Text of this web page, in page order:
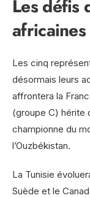
Les défis
africaines
Les cinq
désormais leurs
affrontera la
(groupe C) hérite
championne du
l’Ouzbékistan.
La Tunisie
Suède et le